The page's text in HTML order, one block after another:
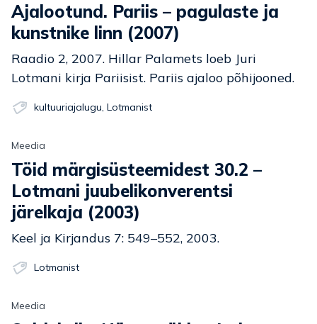
Ajalootund. Pariis – pagulaste ja
kunstnike linn (2007)
Raadio 2, 2007. Hillar Palamets loeb Juri
Lotmani kirja Pariisist. Pariis ajaloo põhijooned.
kultuuriajalugu, Lotmanist
Meedia
Töid märgisüsteemidest 30.2 –
Lotmani juubelikonverentsi
järelkaja (2003)
Keel ja Kirjandus 7: 549–552, 2003.
Lotmanist
Meedia